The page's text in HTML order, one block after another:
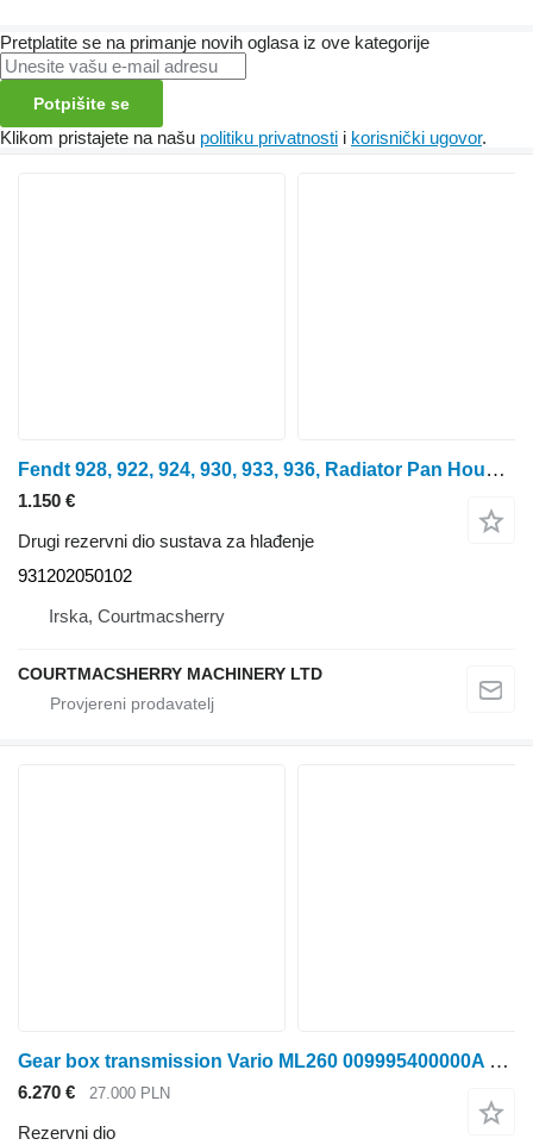
Pretplatite se na primanje novih oglasa iz ove kategorije
Potpišite se
Klikom pristajete na našu politiku privatnosti i korisnički ugovor.
Fendt 928, 922, 924, 930, 933, 936, Radiator Pan Housing 931202050102 za 928 traktora na kotačima
1.150 €
Drugi rezervni dio sustava za hlađenje
931202050102
Irska, Courtmacsherry
COURTMACSHERRY MACHINERY LTD
Gear box transmission Vario ML260 009995400000A za Fendt 939 traktora na kotačima
6.270 € 27.000 PLN
Rezervni dio